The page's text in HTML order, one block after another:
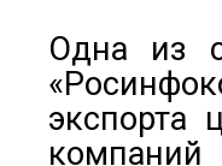
Одна из
экспорта